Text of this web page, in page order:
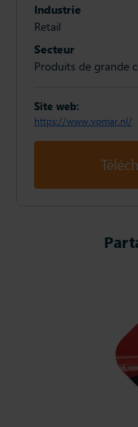
Industrie
Retail
Secteur
Produits de grande
Site web:
https://www.vomar.nl/